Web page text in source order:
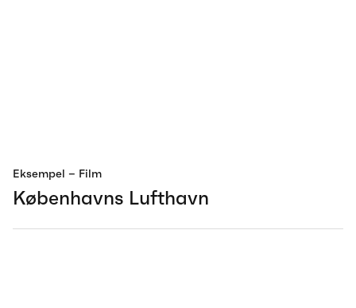
Eksempel – Film
Københavns Lufthavn